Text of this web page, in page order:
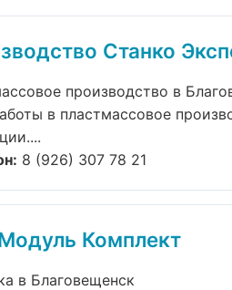
Станко
производство в
в пластмассовое
8 (926) 307 78 21
Комплект
в Благовещенск